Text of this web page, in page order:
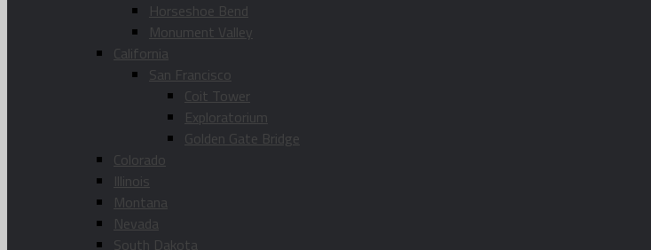
Horseshoe Bend
Monument Valley
California
San Francisco
Coit Tower
Exploratorium
Golden Gate Bridge
Colorado
Illinois
Montana
Nevada
South Dakota